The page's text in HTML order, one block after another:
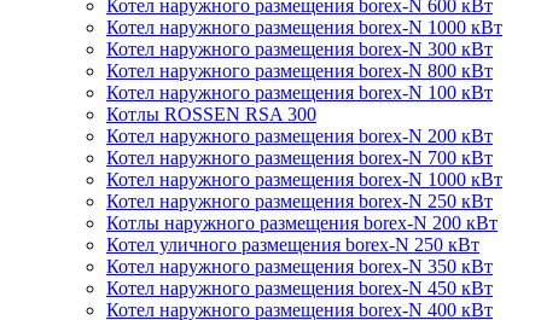
Котел наружного размещения borex-N 600 кВт
Котел наружного размещения borex-N 1000 кВт
Котел наружного размещения borex-N 300 кВт
Котел наружного размещения borex-N 800 кВт
Котел наружного размещения borex-N 100 кВт
Котлы ROSSEN RSA 300
Котел наружного размещения borex-N 200 кВт
Котел наружного размещения borex-N 700 кВт
Котел наружного размещения borex-N 1000 кВт
Котел наружного размещения borex-N 250 кВт
Котлы наружного размещения borex-N 200 кВт
Котел уличного размещения borex-N 250 кВт
Котел наружного размещения borex-N 350 кВт
Котел наружного размещения borex-N 450 кВт
Котел наружного размещения borex-N 400 кВт